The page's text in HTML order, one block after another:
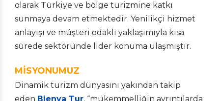
olarak Türkiye ve bölge turizmine katkı
sunmaya devam etmektedir. Yenilikçi hizmet
anlayışı ve müşteri odaklı yaklaşımıyla kısa
sürede sektöründe lider konuma ulaşmıştır.
MİSYONUMUZ
Dinamik turizm dünyasını yakından takip
eden Bienya Tur, “mükemmelliğin ayrıntılarda